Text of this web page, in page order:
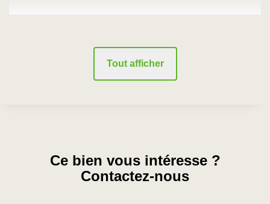
Tout afficher
Ce bien vous intéresse ?
Contactez-nous